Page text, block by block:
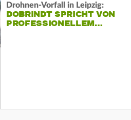
Drohnen-Vorfall in Leipzig:
DOBRINDT SPRICHT VON
PROFESSIONELLEM…